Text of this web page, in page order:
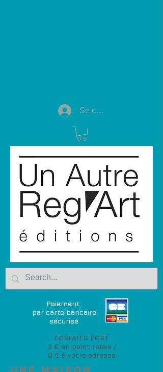
Se connecter
Paiement
par carte bancaire
sécurisé
FORFAITS PORT
3 € en point relais /
6 € à votre adresse